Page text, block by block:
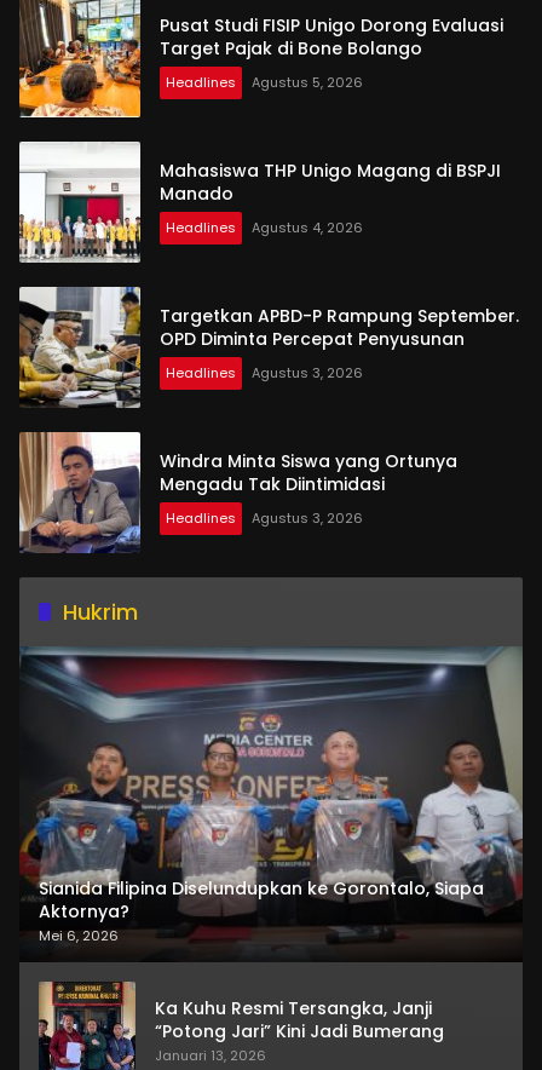
Pusat Studi FISIP Unigo Dorong Evaluasi
Target Pajak di Bone Bolango
Headlines Agustus 5, 2026
Mahasiswa THP Unigo Magang di BSPJI
Manado
Headlines Agustus 4, 2026
Targetkan APBD-P Rampung September.
OPD Diminta Percepat Penyusunan
Headlines Agustus 3, 2026
Windra Minta Siswa yang Ortunya
Mengadu Tak Diintimidasi
Headlines Agustus 3, 2026
Hukrim
Sianida Filipina Diselundupkan ke Gorontalo, Siapa
Aktornya?
Mei 6, 2026
Ka Kuhu Resmi Tersangka, Janji
“Potong Jari” Kini Jadi Bumerang
Januari 13, 2026